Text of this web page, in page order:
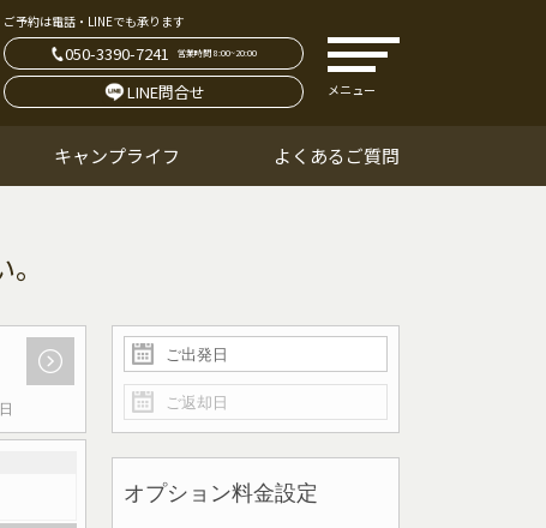
ご予約は電話・LINEでも承ります
050-3390-7241 営業時間 8:00~20:00
LINE問合せ メニュー
キャンプライフ よくあるご質問
日
オプション料金設定